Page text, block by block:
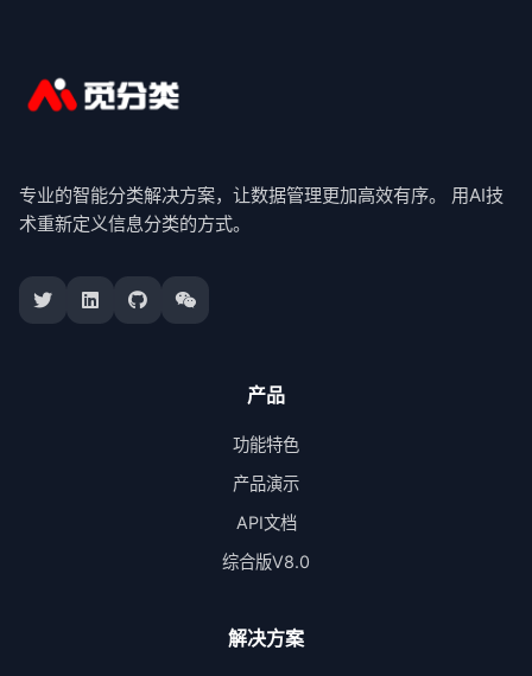
专业的智能分类解决方案，让数据管理更加高效有序。 用AI技
术重新定义信息分类的方式。
产品
功能特色
产品演示
API文档
综合版V8.0
解决方案